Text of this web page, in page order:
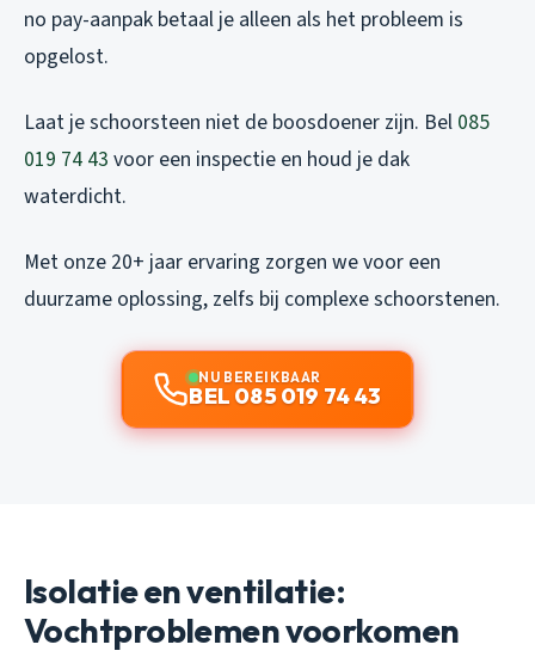
no pay-aanpak betaal je alleen als het probleem is
opgelost.
Laat je schoorsteen niet de boosdoener zijn. Bel 085
019 74 43 voor een inspectie en houd je dak
waterdicht.
Met onze 20+ jaar ervaring zorgen we voor een
duurzame oplossing, zelfs bij complexe schoorstenen.
NU BEREIKBAAR
BEL 085 019 74 43
Isolatie en ventilatie:
Vochtproblemen voorkomen